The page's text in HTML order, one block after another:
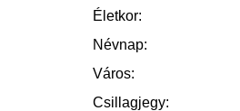
Életkor:
Névnap:
Város:
Csillagjegy: